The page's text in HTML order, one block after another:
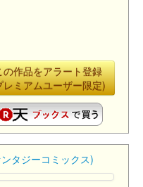
の作品をアラート登録
レミアムユーザー限定)
タジーコミックス)